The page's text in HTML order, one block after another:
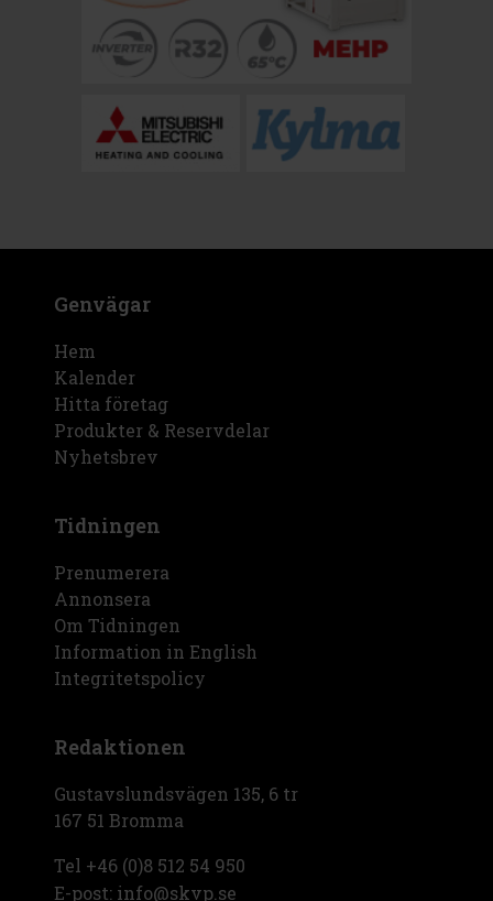
Genvägar
Hem
Kalender
Hitta företag
Produkter & Reservdelar
Nyhetsbrev
Tidningen
Prenumerera
Annonsera
Om Tidningen
Information in English
Integritetspolicy
Redaktionen
Gustavslundsvägen 135, 6 tr
167 51 Bromma
Tel +46 (0)8 512 54 950
E-post: info@skvp.se